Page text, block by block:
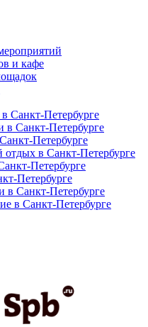
и кафе
Санкт-Петербурге
в Санкт-Петербурге
Петербурге
в Санкт-Петербурге
Петербурге
Петербурге
в Санкт-Петербурге
в Санкт-Петербурге